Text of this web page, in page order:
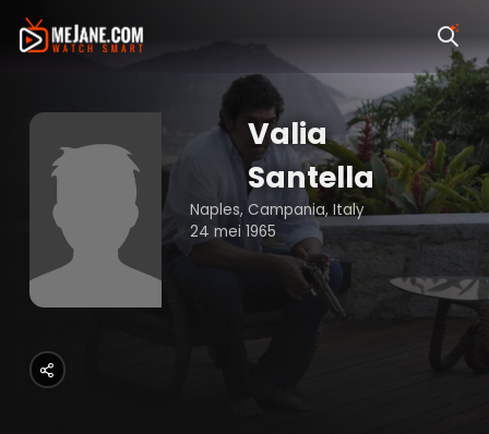
Valia
Santella
Naples, Campania, Italy
24 mei 1965